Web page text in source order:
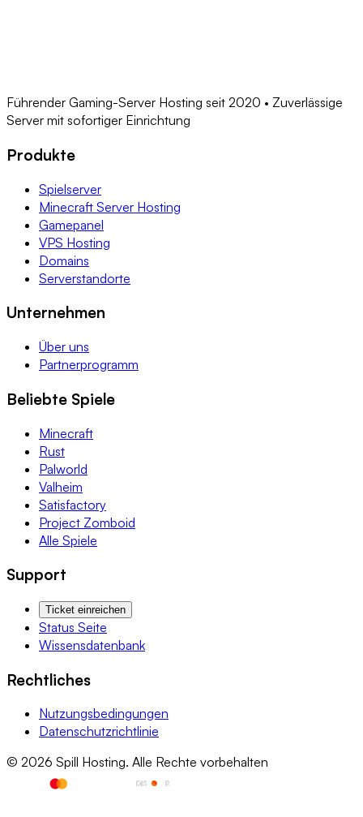
Führender Gaming-Server Hosting seit 2020 • Zuverlässige
Server mit sofortiger Einrichtung
Produkte
Spielserver
Minecraft Server Hosting
Gamepanel
VPS Hosting
Domains
Serverstandorte
Unternehmen
Über uns
Partnerprogramm
Beliebte Spiele
Minecraft
Rust
Palworld
Valheim
Satisfactory
Project Zomboid
Alle Spiele
Support
Ticket einreichen
Status Seite
Wissensdatenbank
Rechtliches
Nutzungsbedingungen
Datenschutzrichtlinie
© 2026 Spill Hosting. Alle Rechte vorbehalten